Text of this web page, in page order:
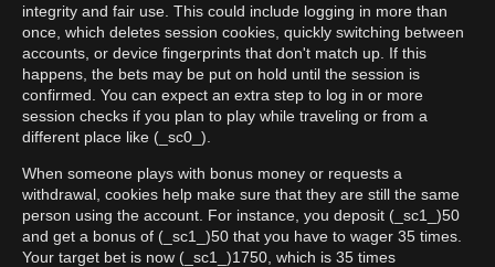
integrity and fair use. This could include logging in more than
once, which deletes session cookies, quickly switching between
accounts, or device fingerprints that don't match up. If this
happens, the bets may be put on hold until the session is
confirmed. You can expect an extra step to log in or more
session checks if you plan to play while traveling or from a
different place like (_sc0_).
When someone plays with bonus money or requests a
withdrawal, cookies help make sure that they are still the same
person using the account. For instance, you deposit (_sc1_)50
and get a bonus of (_sc1_)50 that you have to wager 35 times.
Your target bet is now (_sc1_)1750, which is 35 times